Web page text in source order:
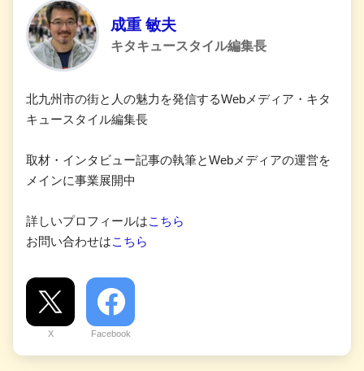
成重 敏夫
キタキュースタイル編集長
北九州市の街と人の魅力を発信するWebメディア・キタ
キュースタイル編集長
取材・インタビュー記事の執筆とWebメディアの運営を
メインに事業展開中
詳しいプロフィールはこちら
お問い合わせはこちら
X Facebook